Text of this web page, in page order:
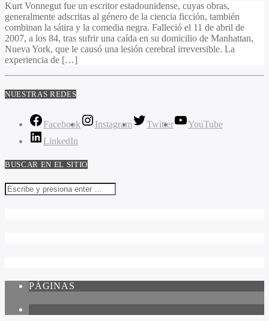
Kurt Vonnegut fue un escritor estadounidense, cuyas obras,
generalmente adscritas al género de la ciencia ficción, también
combinan la sátira y la comedia negra. Falleció el 11 de abril de
2007, a los 84, tras sufrir una caída en su domicilio de Manhattan,
Nueva York, que le causó una lesión cerebral irreversible. La
experiencia de […]
NUESTRAS REDES
Facebook Instagram Twitter
YouTube
LinkedIn
BUSCAR EN EL SITIO
PÁGINAS